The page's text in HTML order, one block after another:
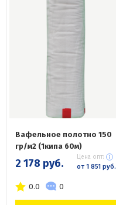
Вафельное полотно 150
гр/м2 (1кипа 60м)
2 178 руб. Цена опт:
от 1 851 руб.
0.0 0